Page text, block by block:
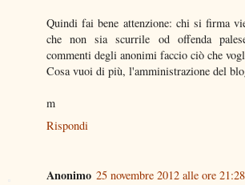
Quindi fai bene attenzione: chi si firma
che non sia scurrile od offenda
commenti degli anonimi faccio ciò che
Cosa vuoi di più, l'amministrazione del
m
Rispondi
Anonimo 25 novembre 2012 alle ore 21:28